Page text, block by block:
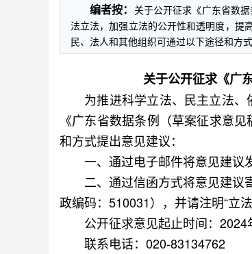
编者按： 关于公开征求《广东省数
法立法，加强立法的公开性和透明度，提
民、法人和其他组织可通过以下途径和方
关于公开征求《广
为推进科学立法、民主立法、
《广东省数据条例（草案征求意
和方式提出意见建议：
一、通过电子邮件将意见建议发
二、通过信函方式将意见建议
政编码：510031），并请注明“立法
公开征求意见起止时间：2024
联系电话：020-83134762